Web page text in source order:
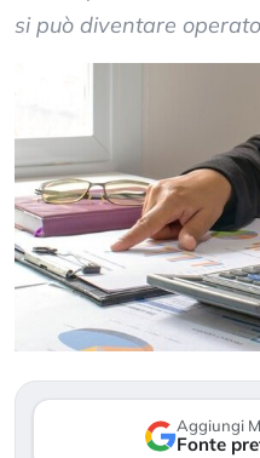
si può diventare
Aggiungi
Fonte